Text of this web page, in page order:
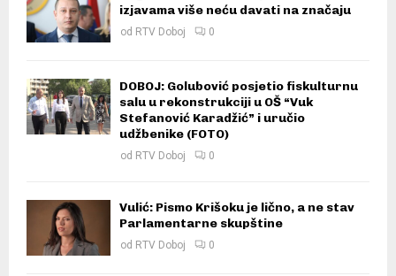
izjavama više neću davati na značaju
od RTV Doboj 0
DOBOJ: Golubović posjetio fiskulturnu
salu u rekonstrukciji u OŠ “Vuk
Stefanović Karadžić” i uručio
udžbenike (FOTO)
od RTV Doboj 0
Vulić: Pismo Krišoku je lično, a ne stav
Parlamentarne skupštine
od RTV Doboj 0